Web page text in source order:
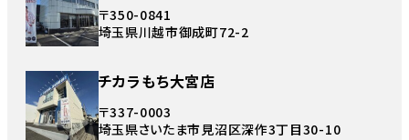
〒350-0841
埼玉県川越市御成町72-2
チカラもち大宮店
〒337-0003
埼玉県さいたま市見沼区深作3丁目30-10